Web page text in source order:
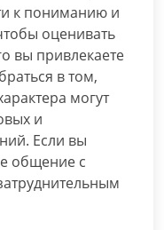
к пониманию и
оценивать
вы привлекаете
в том,
могут
и
Если вы
общение с